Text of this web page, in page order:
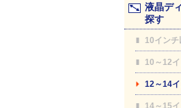
液晶デ
探す
10インチ
10～12
12～14
14～15